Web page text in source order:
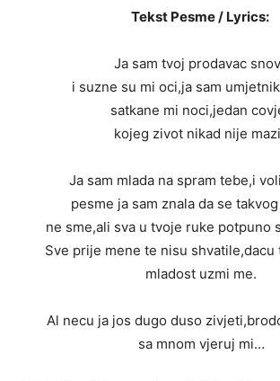
Tekst Pesme / Lyrics:
Ja sam tvoj prodavac
i suzne su mi oci,ja sam
satkane mi noci,jedan
kojeg zivot nikad nije
Ja sam mlada na spram tebe,i
pesme ja sam znala da se
ne sme,ali sva u tvoje ruke potpuno
Sve prije mene te nisu shvatile,dacu
mladost uzmi me.
Al necu ja jos dugo duso
sa mnom vjeruj mi…